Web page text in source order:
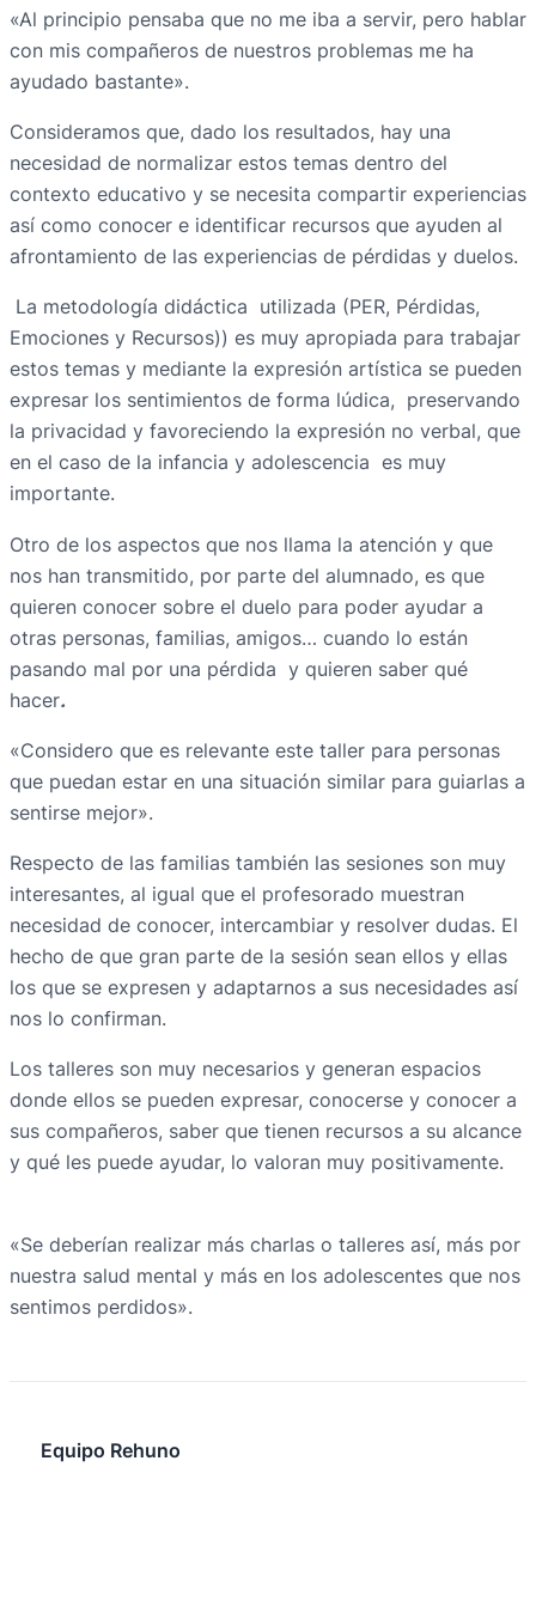
«Al principio pensaba que no me iba a servir, pero hablar
con mis compañeros de nuestros problemas me ha
ayudado bastante».
Consideramos que, dado los resultados, hay una
necesidad de normalizar estos temas dentro del
contexto educativo y se necesita compartir experiencias
así como conocer e identificar recursos que ayuden al
afrontamiento de las experiencias de pérdidas y duelos.
La metodología didáctica utilizada (PER, Pérdidas,
Emociones y Recursos)) es muy apropiada para trabajar
estos temas y mediante la expresión artística se pueden
expresar los sentimientos de forma lúdica, preservando
la privacidad y favoreciendo la expresión no verbal, que
en el caso de la infancia y adolescencia es muy
importante.
Otro de los aspectos que nos llama la atención y que
nos han transmitido, por parte del alumnado, es que
quieren conocer sobre el duelo para poder ayudar a
otras personas, familias, amigos… cuando lo están
pasando mal por una pérdida y quieren saber qué
hacer.
«Considero que es relevante este taller para personas
que puedan estar en una situación similar para guiarlas a
sentirse mejor».
Respecto de las familias también las sesiones son muy
interesantes, al igual que el profesorado muestran
necesidad de conocer, intercambiar y resolver dudas. El
hecho de que gran parte de la sesión sean ellos y ellas
los que se expresen y adaptarnos a sus necesidades así
nos lo confirman.
Los talleres son muy necesarios y generan espacios
donde ellos se pueden expresar, conocerse y conocer a
sus compañeros, saber que tienen recursos a su alcance
y qué les puede ayudar, lo valoran muy positivamente.
«Se deberían realizar más charlas o talleres así, más por
nuestra salud mental y más en los adolescentes que nos
sentimos perdidos».
Equipo Rehuno